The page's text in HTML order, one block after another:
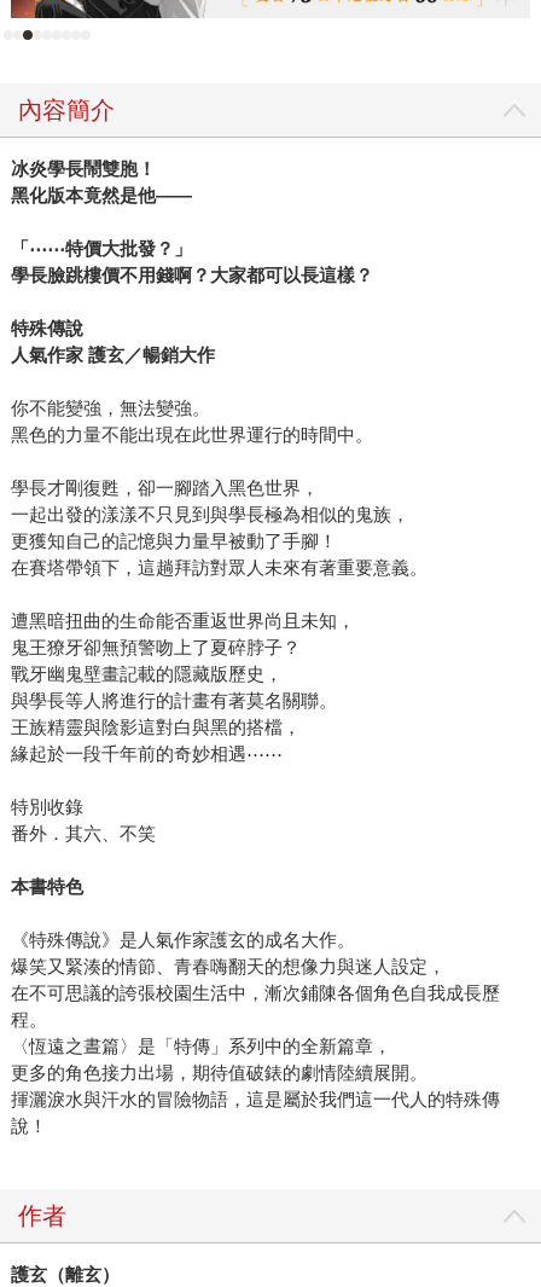
內容簡介
冰炎學長鬧雙胞！
黑化版本竟然是他——
「⋯⋯特價大批發？」
學長臉跳樓價不用錢啊？大家都可以長這樣？
特殊傳說
人氣作家 護玄／暢銷大作
你不能變強，無法變強。
黑色的力量不能出現在此世界運行的時間中。
學長才剛復甦，卻一腳踏入黑色世界，
一起出發的漾漾不只見到與學長極為相似的鬼族，
更獲知自己的記憶與力量早被動了手腳！
在賽塔帶領下，這趟拜訪對眾人未來有著重要意義。
遭黑暗扭曲的生命能否重返世界尚且未知，
鬼王獠牙卻無預警吻上了夏碎脖子？
戰牙幽鬼壁畫記載的隱藏版歷史，
與學長等人將進行的計畫有著莫名關聯。
王族精靈與陰影這對白與黑的搭檔，
緣起於一段千年前的奇妙相遇⋯⋯
特別收錄
番外．其六、不笑
本書特色
《特殊傳說》是人氣作家護玄的成名大作。
爆笑又緊湊的情節、青春嗨翻天的想像力與迷人設定，
在不可思議的誇張校園生活中，漸次鋪陳各個角色自我成長歷
程。
〈恆遠之晝篇〉是「特傳」系列中的全新篇章，
更多的角色接力出場，期待值破錶的劇情陸續展開。
揮灑淚水與汗水的冒險物語，這是屬於我們這一代人的特殊傳
說！
作者
護玄（離玄）